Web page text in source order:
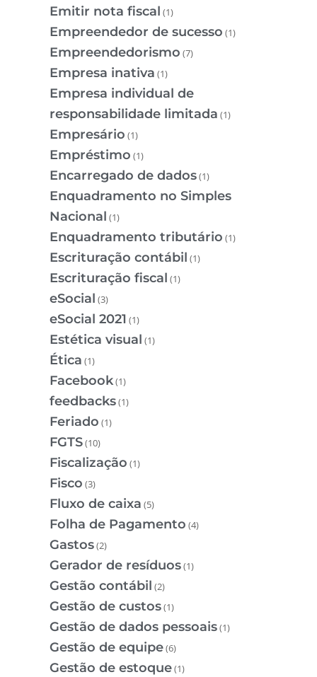
Emitir nota fiscal (1)
Empreendedor de sucesso (1)
Empreendedorismo (7)
Empresa inativa (1)
Empresa individual de
responsabilidade limitada (1)
Empresário (1)
Empréstimo (1)
Encarregado de dados(1)
Enquadramento no Simples
Nacional (1)
Enquadramento tributário (1)
Escrituração contábil (1)
Escrituração fiscal (1)
eSocial (3)
eSocial 2021 (1)
Estética visual (1)
Ética (1)
Facebook(1)
feedbacks(1)
Feriado (1)
FGTS(10)
Fiscalização (1)
Fisco (3)
Fluxo de caixa (5)
Folha de Pagamento (4)
Gastos(2)
Gerador de resíduos(1)
Gestão contábil (2)
Gestão de custos(1)
Gestão de dados pessoais(1)
Gestão de equipe(6)
Gestão de estoque(1)